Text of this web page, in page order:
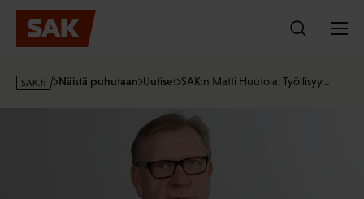
Hyppää
sisältöön
s
Näistä puhutaan Uutiset SAK:n Matti Huutola: Työllisyy…